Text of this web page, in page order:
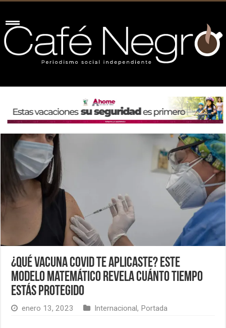
¿Qué vacuna COVID te aplicaste? Este
modelo matemático revela cuánto tiempo
estás protegido
enero 13, 2023 Internacional, Portada